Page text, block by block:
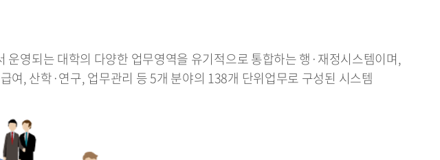
영되는 대학의 다양한 업무영역을 유기적으로 통합하는 행·재정시스템이며,
, 산학·연구, 업무관리 등 5개 분야의 138개 단위업무로 구성된 시스템